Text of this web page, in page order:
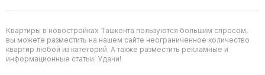
Квартиры в новостройках Ташкента пользуются большим спросом,
вы можете разместить на нашем сайте неограниченное количество
квартир любой из категорий. А также разместить рекламные и
информационные статьи. Удачи!